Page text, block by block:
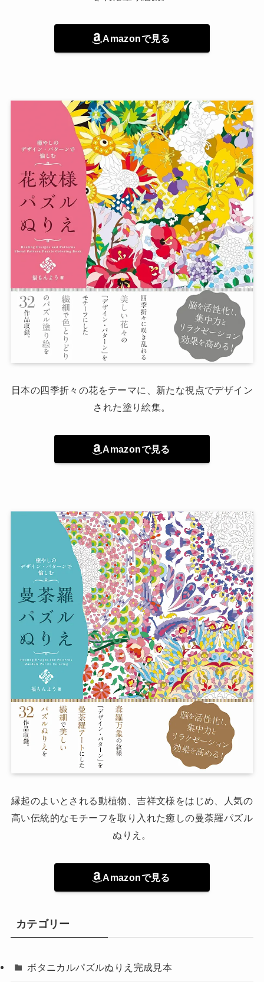
Amazonで見る
日本の四季折々の花をテーマに、新たな視点でデザイン
された塗り絵集。
Amazonで見る
縁起のよいとされる動植物、吉祥文様をはじめ、人気の
高い伝統的なモチーフを取り入れた癒しの曼荼羅パズル
ぬりえ。
Amazonで見る
カテゴリー
ボタニカルパズルぬりえ完成見本